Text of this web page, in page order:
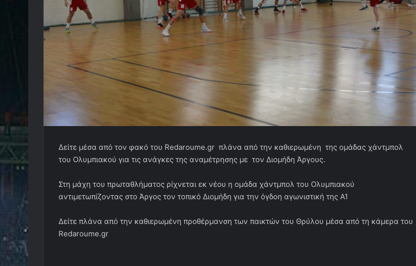
Δείτε μέσα από τον φακό του Redaroume.gr πλάνα από την καθιερωμένη της ομάδας χάντμπολ
του Ολυμπιακού για τις ανάγκες της αναμέτρησης με τον Διομήδη Άργους.
Στη μάχη του πρωταθλήματος ρίχνεται εκ νέου η ομάδα χάντμπολ του Ολυμπιακού
αντιμετωπίζοντας στο Άργος τον τοπικό Διομήδη για την όγδοη αγωνιστική της Α1
Δείτε πλάνα από την καθιερωμένη προθέρμανση των παικτών του Θρύλου μέσα από τη κάμερα του
Redaroume.gr